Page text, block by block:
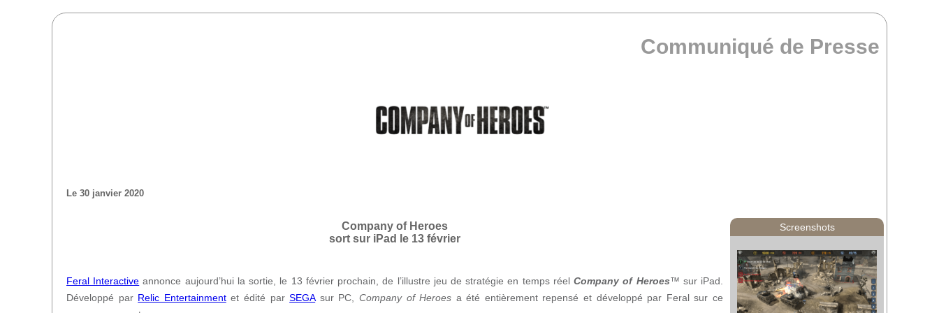
Communiqué de Presse
Le 30 janvier 2020
Company of Heroes
sort sur iPad le 13 février
Feral Interactive annonce aujourd’hui la sortie, le 13 février prochain, de l’illustre jeu de stratégie en temps réelCompany of Heroes™ sur iPad.
Développé par Relic Entertainmentet édité parSEGAsur PC, Company of Heroes a été entièrement repensé et développé par Feral sur ce
Screenshots